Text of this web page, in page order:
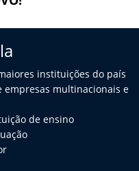
instituições do país
empresas multinacionais e
de ensino